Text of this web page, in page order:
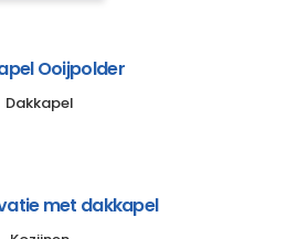
Ooijpolder
Dakkapel
met dakkapel